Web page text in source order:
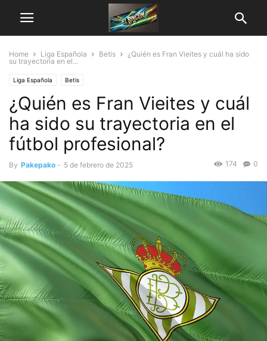
Home Liga Española Betis
¿Quién es Fran Vieites y cuál ha sido
su trayectoria en el...
Liga Española Betis
¿Quién es Fran Vieites y cuál
ha sido su trayectoria en el
fútbol profesional?
By Pakepako - 5 de febrero de 2025 0
174